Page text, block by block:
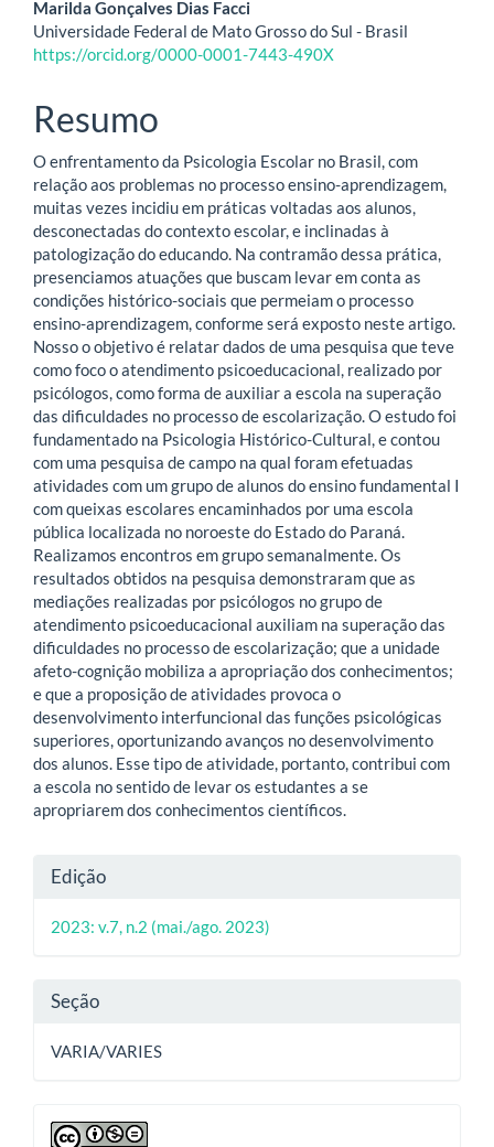
Marilda Gonçalves Dias Facci
Universidade Federal de Mato Grosso do Sul - Brasil
https://orcid.org/0000-0001-7443-490X
Resumo
O enfrentamento da Psicologia Escolar no Brasil, com
relação aos problemas no processo ensino-aprendizagem,
muitas vezes incidiu em práticas voltadas aos alunos,
desconectadas do contexto escolar, e inclinadas à
patologização do educando. Na contramão dessa prática,
presenciamos atuações que buscam levar em conta as
condições histórico-sociais que permeiam o processo
ensino-aprendizagem, conforme será exposto neste artigo.
Nosso o objetivo é relatar dados de uma pesquisa que teve
como foco o atendimento psicoeducacional, realizado por
psicólogos, como forma de auxiliar a escola na superação
das dificuldades no processo de escolarização. O estudo foi
fundamentado na Psicologia Histórico-Cultural, e contou
com uma pesquisa de campo na qual foram efetuadas
atividades com um grupo de alunos do ensino fundamental I
com queixas escolares encaminhados por uma escola
pública localizada no noroeste do Estado do Paraná.
Realizamos encontros em grupo semanalmente. Os
resultados obtidos na pesquisa demonstraram que as
mediações realizadas por psicólogos no grupo de
atendimento psicoeducacional auxiliam na superação das
dificuldades no processo de escolarização; que a unidade
afeto-cognição mobiliza a apropriação dos conhecimentos;
e que a proposição de atividades provoca o
desenvolvimento interfuncional das funções psicológicas
superiores, oportunizando avanços no desenvolvimento
dos alunos. Esse tipo de atividade, portanto, contribui com
a escola no sentido de levar os estudantes a se
apropriarem dos conhecimentos científicos.
Detalhes
do
artigo
Edição
2023: v.7, n.2 (mai./ago. 2023)
Seção
VARIA/VARIES